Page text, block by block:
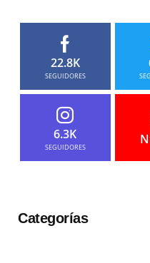
22.8K
SEGUIDORES
6.3K
SEGUIDORES
Categorías